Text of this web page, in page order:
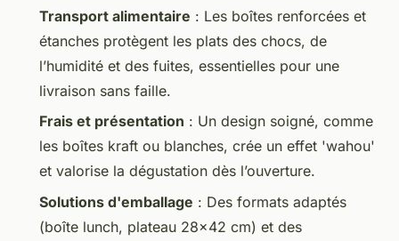
Transport alimentaire : Les boîtes renforcées et
étanches protègent les plats des chocs, de
l’humidité et des fuites, essentielles pour une
livraison sans faille.
Frais et présentation : Un design soigné, comme
les boîtes kraft ou blanches, crée un effet 'wahou'
et valorise la dégustation dès l’ouverture.
Solutions d'emballage : Des formats adaptés
(boîte lunch, plateau 28x42 cm) et des